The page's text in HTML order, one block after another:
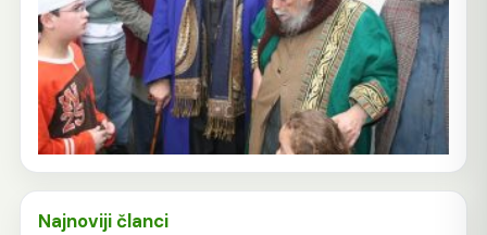
Najnoviji članci